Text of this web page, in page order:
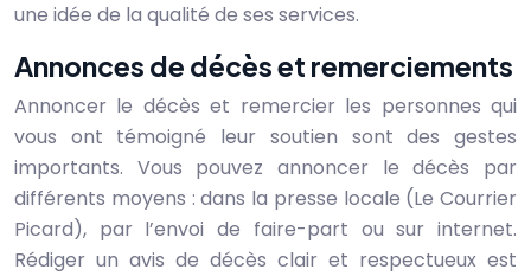
une idée de la qualité de ses services.
Annonces de décès et remerciements
Annoncer le décès et remercier les personnes qui
vous ont témoigné leur soutien sont des gestes
importants. Vous pouvez annoncer le décès par
différents moyens : dans la presse locale (Le Courrier
Picard), par l’envoi de faire-part ou sur internet.
Rédiger un avis de décès clair et respectueux est